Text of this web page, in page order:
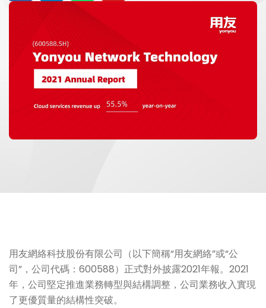
用友網絡科技股份有限公司（以下簡稱“用友網絡”或“公
司”，公司代碼：600588）正式對外披露2021年報。2021
年，公司堅定推進業務轉型與結構調整，公司業務收入實現
了更優質量的結構性突破。